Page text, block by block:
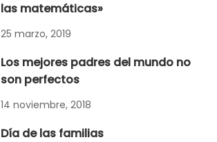
las matemáticas»
25 marzo, 2019
Los mejores padres del mundo no
son perfectos
14 noviembre, 2018
Día de las familias